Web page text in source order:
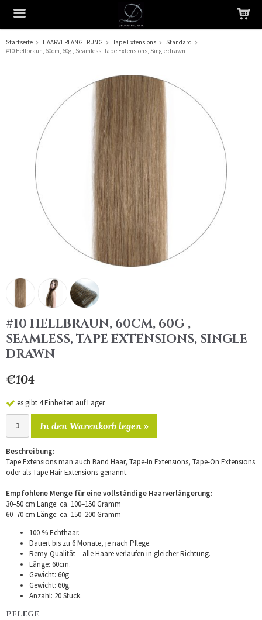
Das Produkt wurde in Ihren Warenkorb gelegt
Startseite HAARVERLÄNGERUNG Tape Extensions
Standard
#10 Hellbraun, 60cm, 60g , Seamless, Tape Extensions, Single drawn
#10 HELLBRAUN, 60CM, 60G ,
SEAMLESS, TAPE EXTENSIONS, SINGLE
DRAWN
€104
es gibt 4 Einheiten auf Lager
In den Warenkorb legen »
Beschreibung:
Tape Extensions man auch Band Haar, Tape-In Extensions, Tape-On Extensions
oder als Tape Hair Extensions genannt.
Empfohlene Menge für eine vollständige Haarverlängerung:
30–50 cm Länge: ca. 100–150 Gramm
60–70 cm Länge: ca. 150–200 Gramm
100 % Echthaar.
Dauert bis zu 6 Monate, je nach Pflege.
Remy-Qualität – alle Haare verlaufen in gleicher Richtung.
Länge: 60cm.
Gewicht: 60g.
Gewicht: 60g.
Anzahl: 20 Stück.
PFLEGE